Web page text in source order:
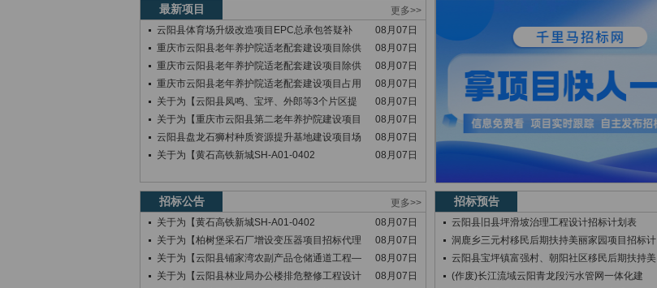
最新项目
更多>>
云阳县体育场升级改造项目EPC总承包答疑补
08月07日
重庆市云阳县老年养护院适老配套建设项目除供
08月07日
重庆市云阳县老年养护院适老配套建设项目除供
08月07日
重庆市云阳县老年养护院适老配套建设项目占用
08月07日
关于为【云阳县凤鸣、宝坪、外郎等3个片区提
08月07日
关于为【重庆市云阳县第二老年养护院建设项目
08月07日
云阳县盘龙石狮村种质资源提升基地建设项目场
08月07日
关于为【黄石高铁新城SH-A01-0402
08月07日
招标公告
更多>>
关于为【黄石高铁新城SH-A01-0402
08月07日
关于为【柏树堡采石厂增设变压器项目招标代理
08月07日
关于为【云阳县铺家湾农副产品仓储通道工程—
08月07日
关于为【云阳县林业局办公楼排危整修工程设计
08月07日
招标预告
云阳县旧县坪滑坡治理工程设计招标计划表
洞鹿乡三元村移民后期扶持美丽家园项目招标计
云阳县宝坪镇富强村、朝阳社区移民后期扶持美
(作废)长江流域云阳青龙段污水管网一体化建